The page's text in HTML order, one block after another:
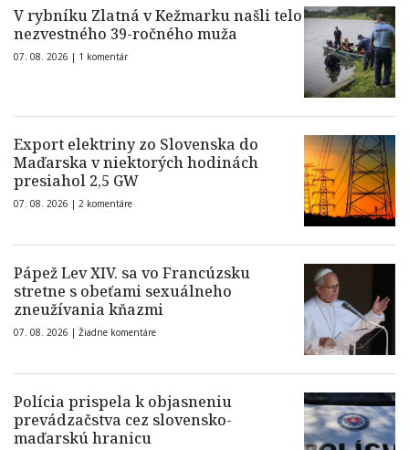
V rybníku Zlatná v Kežmarku našli telo
nezvestného 39-ročného muža
07. 08. 2026 | 1 komentár
Export elektriny zo Slovenska do
Maďarska v niektorých hodinách
presiahol 2,5 GW
07. 08. 2026 | 2 komentáre
Pápež Lev XIV. sa vo Francúzsku
stretne s obeťami sexuálneho
zneužívania kňazmi
07. 08. 2026 | Žiadne komentáre
Polícia prispela k objasneniu
prevádzačstva cez slovensko-
maďarskú hranicu